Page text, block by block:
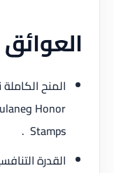
Stamps .
القدرة